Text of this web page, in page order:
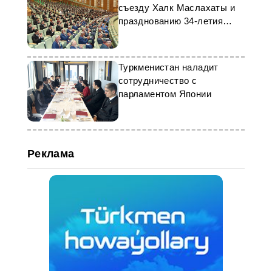
съезду Халк Маслахаты и
празднованию 34-летия
независимости
Туркменистан наладит
сотрудничество с
парламентом Японии
Реклама